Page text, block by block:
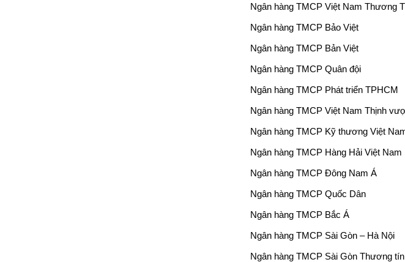
Ngân hàng TMCP Việt Nam Thương
Ngân hàng TMCP Bảo Việt
Ngân hàng TMCP Bản Việt
Ngân hàng TMCP Quân đội
Ngân hàng TMCP Phát triển TPHCM
Ngân hàng TMCP Việt Nam Thịnh
Ngân hàng TMCP Kỹ thương Việt
Ngân hàng TMCP Hàng Hải Việt Nam
Ngân hàng TMCP Đông Nam Á
Ngân hàng TMCP Quốc Dân
Ngân hàng TMCP Bắc Á
Ngân hàng TMCP Sài Gòn – Hà Nội
Ngân hàng TMCP Sài Gòn Thương tín